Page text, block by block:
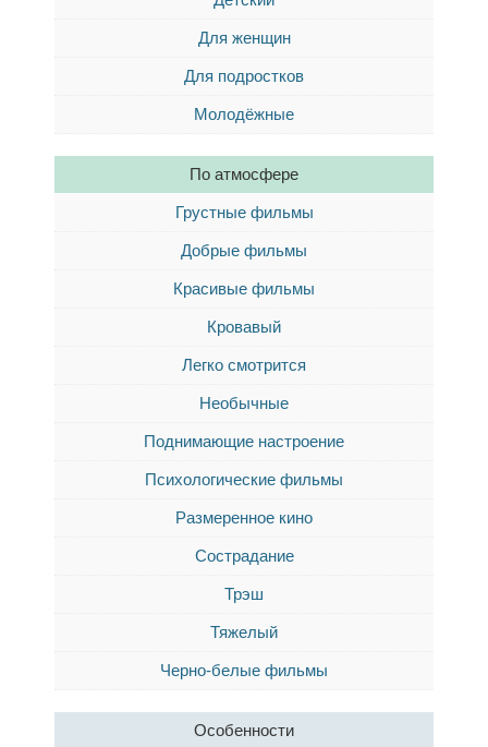
Для женщин
Для подростков
Молодёжные
По атмосфере
Грустные фильмы
Добрые фильмы
Красивые фильмы
Кровавый
Легко смотрится
Необычные
Поднимающие настроение
Психологические фильмы
Размеренное кино
Сострадание
Трэш
Тяжелый
Черно-белые фильмы
Особенности